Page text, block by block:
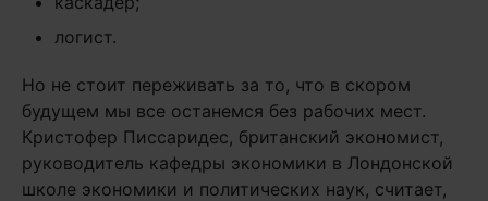
логист.
Но не стоит переживать за то, что в скором
будущем мы все останемся без рабочих мест.
Кристофер Писсаридес, британский экономист,
руководитель кафедры экономики в Лондонской
школе экономики и политических наук, считает,